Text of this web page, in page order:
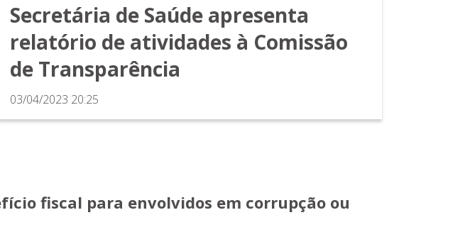
Secretária de Saúde apresenta
relatório de atividades à Comissão
de Transparência
03/04/2023 20:25
fiscal para envolvidos em corrupção ou